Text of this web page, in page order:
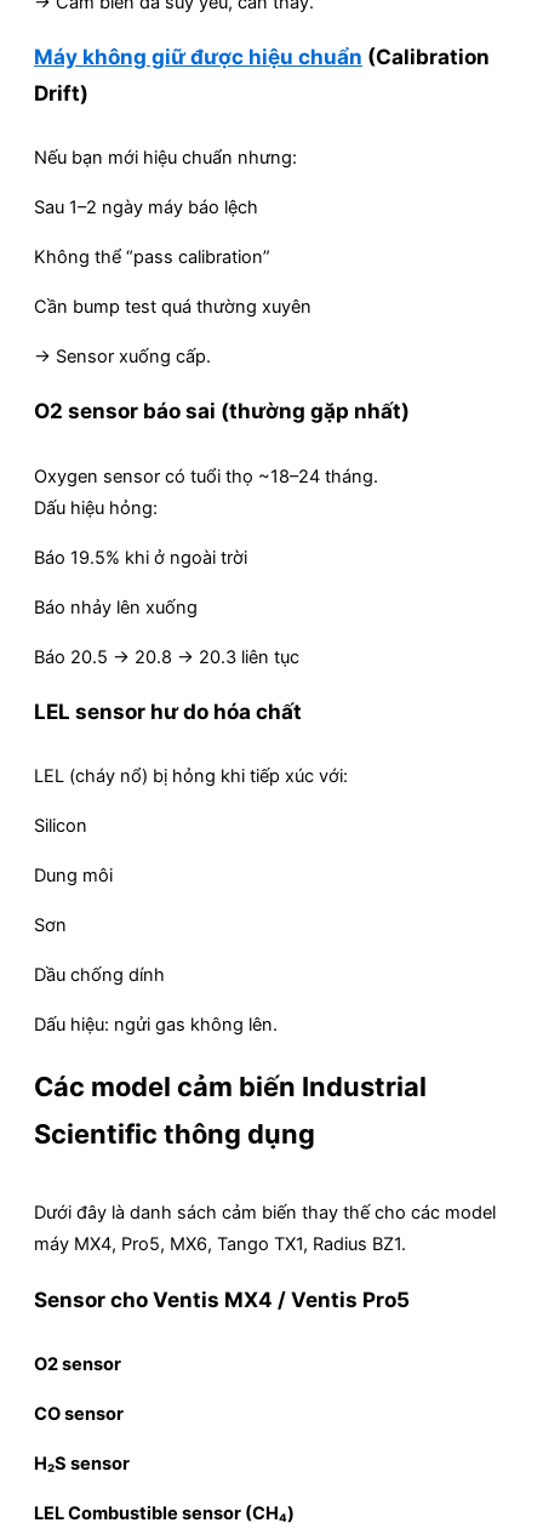
Máy không giữ được hiệu chuẩn (Calibration
Drift)
Nếu bạn mới hiệu chuẩn nhưng:
Sau 1–2 ngày máy báo lệch
Không thể “pass calibration”
Cần bump test quá thường xuyên
→ Sensor xuống cấp.
O2 sensor báo sai (thường gặp nhất)
Oxygen sensor có tuổi thọ ~18–24 tháng.
Dấu hiệu hỏng:
Báo 19.5% khi ở ngoài trời
Báo nhảy lên xuống
Báo 20.5 → 20.8 → 20.3 liên tục
LEL sensor hư do hóa chất
LEL (cháy nổ) bị hỏng khi tiếp xúc với:
Silicon
Dung môi
Sơn
Dầu chống dính
Dấu hiệu: ngửi gas không lên.
Các model cảm biến Industrial
Scientific thông dụng
Dưới đây là danh sách cảm biến thay thế cho các model
máy MX4, Pro5, MX6, Tango TX1, Radius BZ1.
Sensor cho Ventis MX4 / Ventis Pro5
O2 sensor
CO sensor
H₂S sensor
LEL Combustible sensor (CH₄)